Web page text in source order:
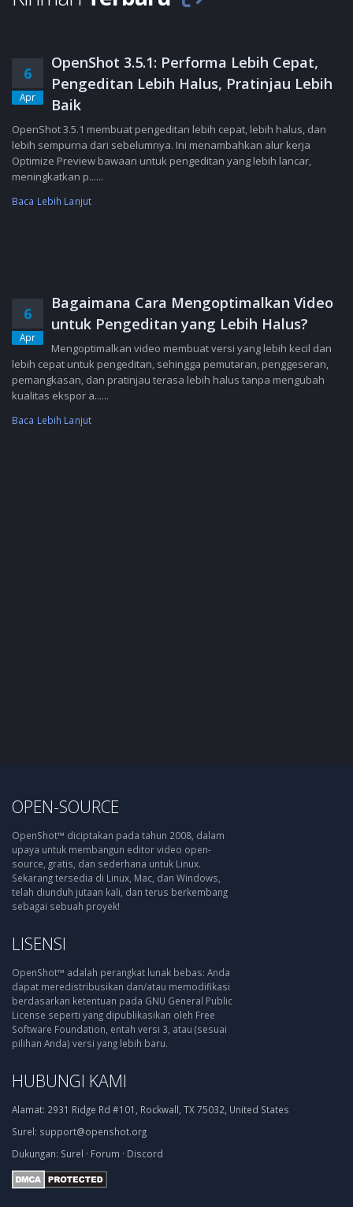
6
Apr
OpenShot 3.5.1: Performa Lebih Cepat,
Pengeditan Lebih Halus, Pratinjau Lebih
Baik
OpenShot 3.5.1 membuat pengeditan lebih cepat, lebih halus, dan
lebih sempurna dari sebelumnya. Ini menambahkan alur kerja
Optimize Preview bawaan untuk pengeditan yang lebih lancar,
meningkatkan p......
Baca Lebih Lanjut
6
Apr
Bagaimana Cara Mengoptimalkan Video
untuk Pengeditan yang Lebih Halus?
Mengoptimalkan video membuat versi yang lebih kecil dan
lebih cepat untuk pengeditan, sehingga pemutaran, penggeseran,
pemangkasan, dan pratinjau terasa lebih halus tanpa mengubah
kualitas ekspor a......
Baca Lebih Lanjut
OPEN-SOURCE
OpenShot™ diciptakan pada tahun 2008, dalam
upaya untuk membangun editor video open-
source, gratis, dan sederhana untuk Linux.
Sekarang tersedia di Linux, Mac, dan Windows,
telah diunduh jutaan kali, dan terus berkembang
sebagai sebuah proyek!
LISENSI
OpenShot™ adalah perangkat lunak bebas: Anda
dapat meredistribusikan dan/atau memodifikasi
berdasarkan ketentuan pada GNU General Public
License seperti yang dipublikasikan oleh Free
Software Foundation, entah versi 3, atau (sesuai
pilihan Anda) versi yang lebih baru.
HUBUNGI KAMI
Alamat: 2931 Ridge Rd #101, Rockwall, TX 75032, United States
Surel: support@openshot.org
Dukungan: Surel · Forum · Discord